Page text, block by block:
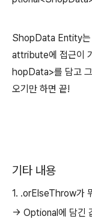
ShopData Entity는
attribute에 접근이
hopData>를 담고
오기만 하면 끝!
기타 내용
1. .orElseThrow가
-> Optional에 담긴